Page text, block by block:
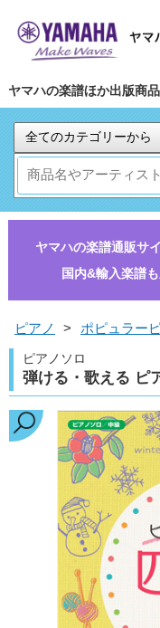
ヤマハの楽譜ほか出版商
ヤマハの楽譜通販サ
国内&輸入楽譜
ピアノ > ポピュラー
ピアノソロ
弾ける・歌える ピ